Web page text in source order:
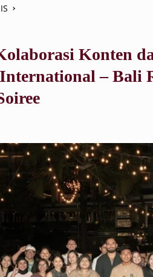
Konten
– Bali